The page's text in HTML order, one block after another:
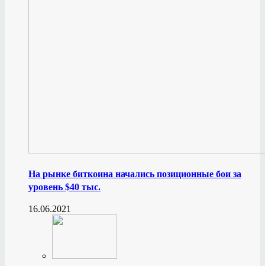
На рынке биткоина начались позиционные бои за
уровень $40 тыс.
16.06.2021